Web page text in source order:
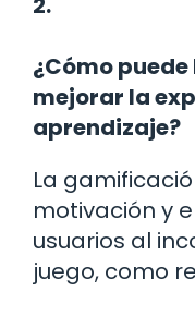
¿Cómo
mejorar la
aprendizaje?
La
motivación y
usuarios al
juego, como